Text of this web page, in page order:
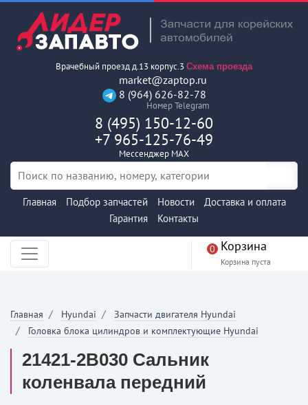
Врачебный проезд д.13 корпус.3 Схема проезда
market@zaptop.ru
8 (964) 626-82-78
Номер Telegram
8 (495) 150-12-60
+7 965-125-76-49
Мессенджер MAX
Главная Подбор запчастей Новости
Доставка и оплата
Гарантия
Контакты
0 Корзина
Корзина пуста
Главная Hyundai
Запчасти двигателя Hyundai
Головка блока цилиндров и комплектующие Hyundai
21421-2B030 Сальник
коленвала передний